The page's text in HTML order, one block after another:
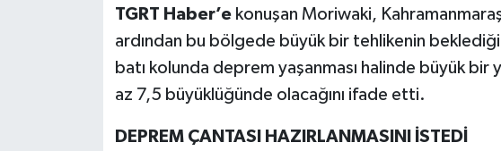
TGRT Haber’ekonuşan Moriwaki,
ardından bu bölgede büyük bir tehlikenin
batı kolunda deprem yaşanması halinde büyük bir
az 7,5 büyüklüğünde olacağını ifade etti.
DEPREM ÇANTASI HAZIRLANMASINI İSTEDİ